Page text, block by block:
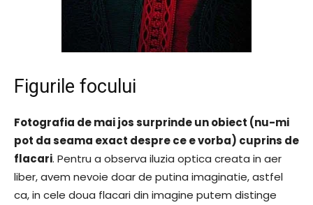
Figurile focului
Fotografia de mai jos surprinde un obiect (nu-mi
pot da seama exact despre ce e vorba) cuprins de
flacari. Pentru a observa iluzia optica creata in aer
liber, avem nevoie doar de putina imaginatie, astfel
ca, in cele doua flacari din imagine putem distinge